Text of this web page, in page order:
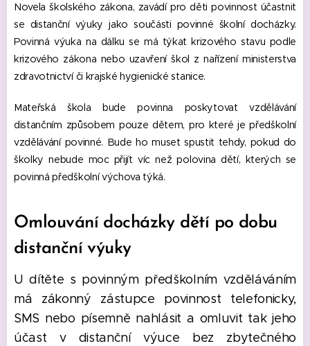
Novela školského zákona, zavádí pro děti povinnost účastnit
se distanční výuky jako součásti povinné školní docházky.
Povinná výuka na dálku se má týkat krizového stavu podle
krizového zákona nebo uzavření škol z nařízení ministerstva
zdravotnictví či krajské hygienické stanice.
Mateřská škola bude povinna poskytovat vzdělávání
distančním způsobem pouze dětem, pro které je předškolní
vzdělávání povinné. Bude ho muset spustit tehdy, pokud do
školky nebude moc přijít víc než polovina dětí, kterých se
povinná předškolní výchova týká.
Omlouvání docházky dětí po dobu
distanční výuky
U dítěte s povinným předškolním vzděláváním
má zákonný zástupce povinnost telefonicky,
SMS nebo písemně nahlásit a omluvit tak jeho
účast v distanční výuce bez zbytečného